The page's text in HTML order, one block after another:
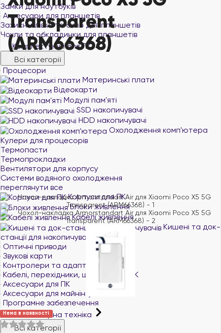
Замки для ноутбуків
Аксесуари для планшетів
Захисні плівки та скло для планшетів
Чохли та обкладинки для планшетів
Комплектуючі для ПК
Всі категорії
Процесори
Материнські плати
Відеокарти
Модулі пам'яті
SSD накопичувачі
HDD накопичувачі
Охолодження комп'ютера
Кулери для процесорів
Термопасти
Термопрокладки
Вентилятори для корпусу
Системи водяного охолодження
переглянути все
Корпуси для ПК
Блоки живлення
Кабелі живлення
Кишені та док-
станції для накопичувачів
Оптичні приводи
Звукові карти
Контролери та адаптери
Кабелі, перехідники, шлейфи для ПК
Аксесуари для ПК
Аксесуари для майнінгу
Програмне забезпечення
Комп'ютерна техніка
Всі категорії
Transparent
(ARM66368)
Нема в наявності